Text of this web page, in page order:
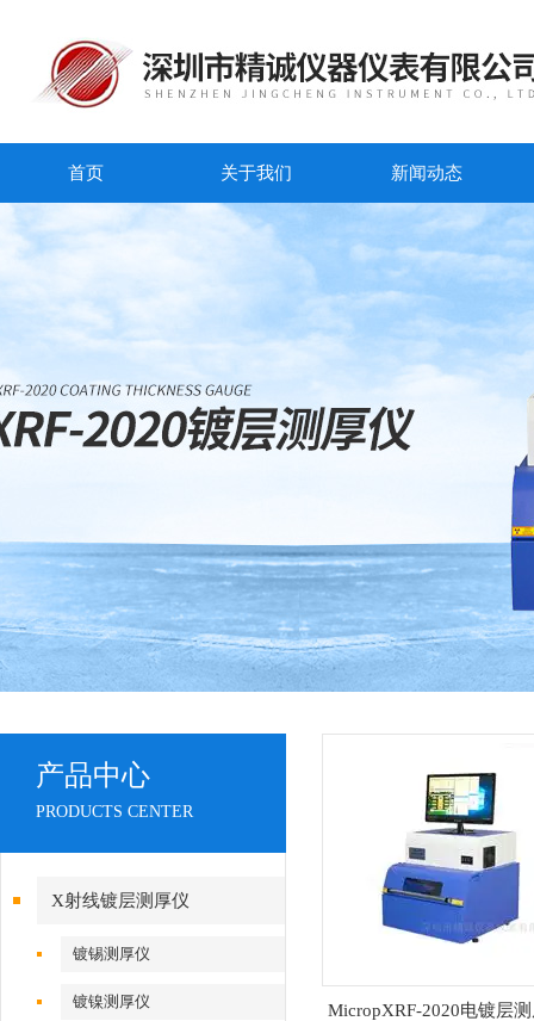
首页 关于我们 新闻动态
产品中心
PRODUCTS CENTER
X射线镀层测厚仪
镀锡测厚仪
镀镍测厚仪 MicropXRF-2020电镀层